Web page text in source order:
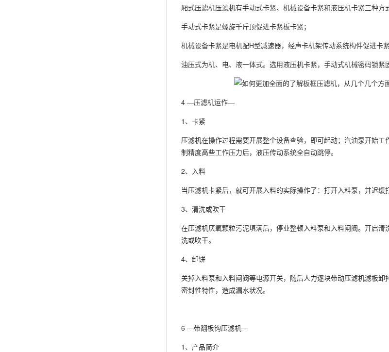
厢式压滤机压滤机有手动式卡紧、机械设备卡紧和液压机卡紧三种方
手动式卡紧是螺旋千斤顶促进卡紧板卡紧；
机械设备卡紧是电机配H型减速器，经声卡机架传动系统构件促进卡紧
油压式为机、电、液一体式。选用液压机卡紧，手动式机械密码锁紧
4 —压滤机运作—
1、卡紧
压滤机在操作过程需要开展整个设备查验，即可起动；汽油泵开始
制精度高些工作压力后，液压传动系统全自动跳停。
2、入料
当压滤机卡紧后，就可开展入料的实际操作了：打开入料泵，并迟
3、清洗或吹干
在压滤机厌氧颗粒污泥填满后，停业整顿入料泵和入料闸阀。开启
洗或吹干。
4、卸饼
关掉入料泵和入料闸阀等电源开关，随后人力逐块带动压滤机滤板
密封性特性，造成漏水状况。
6 —带翻板钩压滤机—
1、产品简介